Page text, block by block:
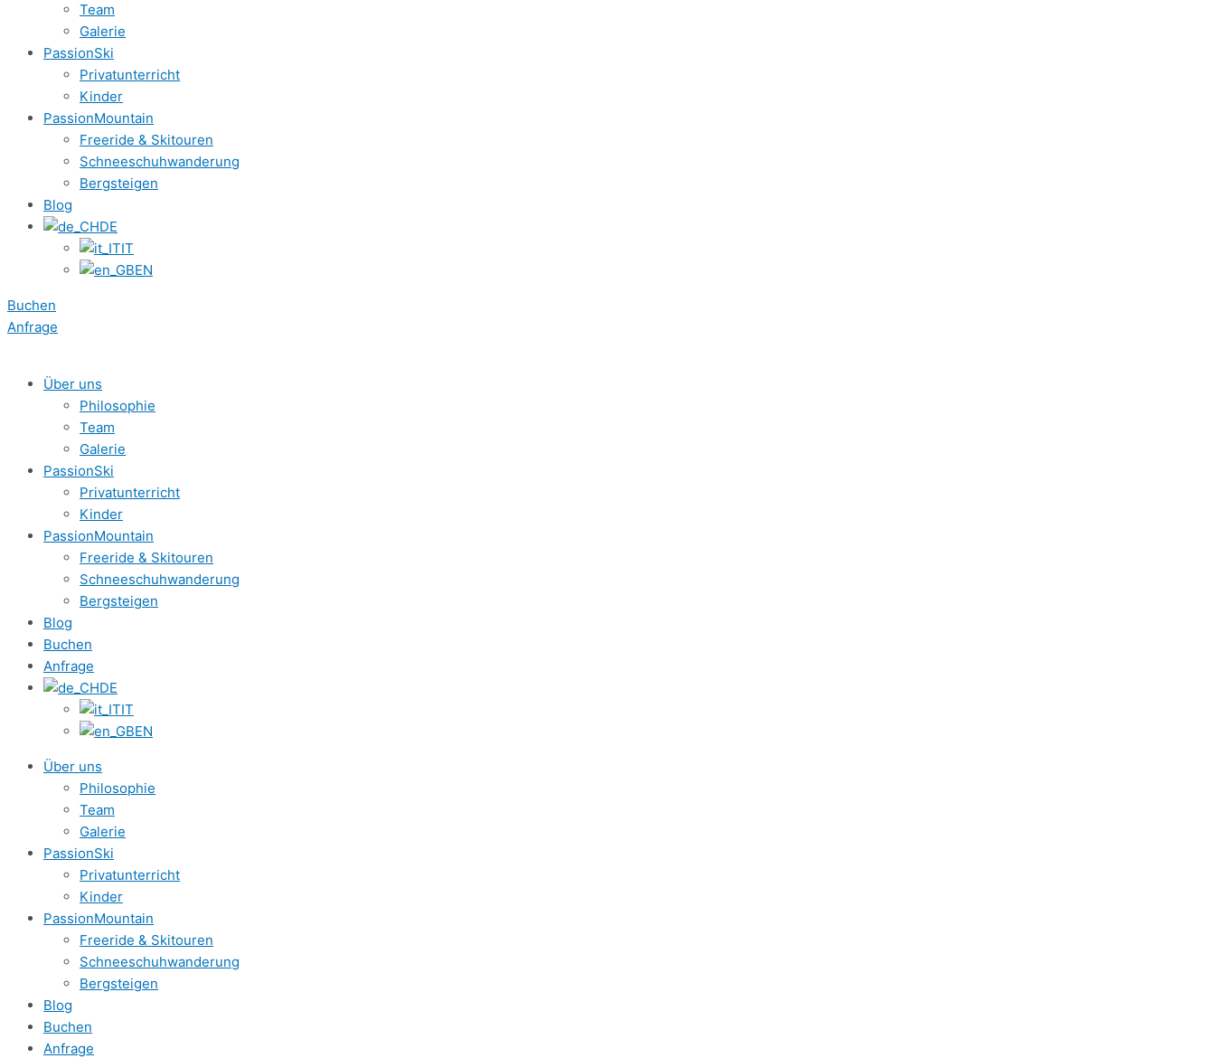
Team
Galerie
PassionSki
Privatunterricht
Kinder
PassionMountain
Freeride & Skitouren
Schneeschuhwanderung
Bergsteigen
Blog
DE
IT
EN
Buchen
Anfrage
Über uns
Philosophie
Team
Galerie
PassionSki
Privatunterricht
Kinder
PassionMountain
Freeride & Skitouren
Schneeschuhwanderung
Bergsteigen
Blog
Buchen
Anfrage
DE
IT
EN
Über uns
Philosophie
Team
Galerie
PassionSki
Privatunterricht
Kinder
PassionMountain
Freeride & Skitouren
Schneeschuhwanderung
Bergsteigen
Blog
Buchen
Anfrage